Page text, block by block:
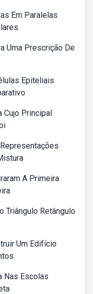
Em Paralelas
Uma Prescrição De
Epiteliais
Cujo Principal
A Primeira
Triângulo Retângulo
Um Edifício
Nas Escolas